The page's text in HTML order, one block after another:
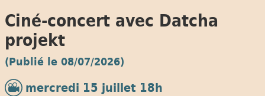
Ciné-concert avec Datcha
projekt
(Publié le 08/07/2026)
mercredi 15 juillet 18h